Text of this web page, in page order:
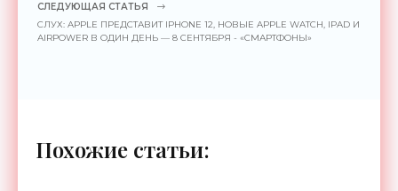
СЛЕДУЮЩАЯ СТАТЬЯ
СЛУХ: APPLE ПРЕДСТАВИТ IPHONE 12, НОВЫЕ APPLE WATCH, IPAD И
AIRPOWER В ОДИН ДЕНЬ — 8 СЕНТЯБРЯ - «СМАРТФОНЫ»
Похожие статьи: